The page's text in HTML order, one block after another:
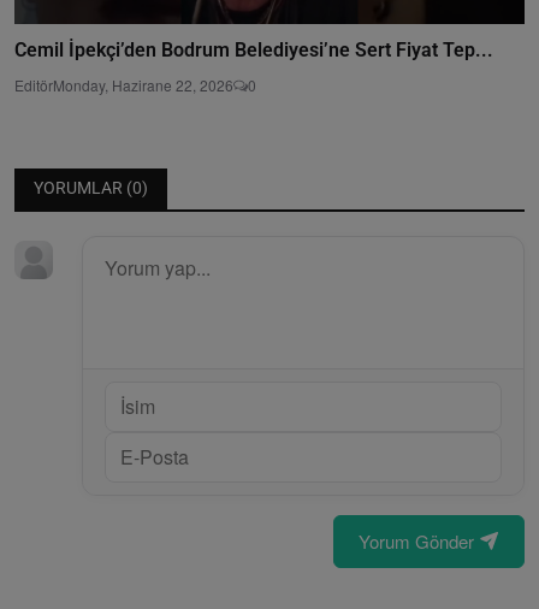
Cemil İpekçi’den Bodrum Belediyesi’ne Sert Fiyat Tep...
EditörMonday, Hazirane 22, 2026 0
YORUMLAR (0)
Yorum Gönder